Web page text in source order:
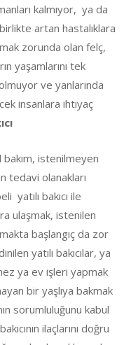
kalmıyor, ya da
artan hastalıklara
zorunda olan felç,
yaşamlarını tek
ve yanlarında
insanlara ihtiyaç
istenilmeyen
tedavi olanakları
yatılı bakıcı ile
ulaşmak, istenilen
başlangıç da zor
yatılı bakıcılar, ya
ya ev işleri yapmak
bir yaşlıya bakmak
sorumluluğunu kabul
ilaçlarını doğru